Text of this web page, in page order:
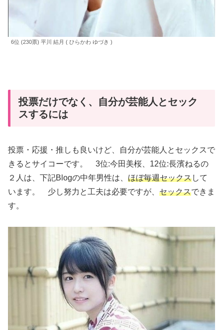
6位 (230票) 平川 結月 ( ひらかわ ゆづき )
投票だけでなく、自分が芸能人とセック
スするには
投票・応援・推しも良いけど、自分が芸能人とセックスで
きるとサイコーです。 3位:今田美桜、12位:長濱ねるの
２人は、下記Blogの中年男性は、 ほぼ毎週セックスして
います。 少し努力と工夫は必要ですが、 セックスできま
す。